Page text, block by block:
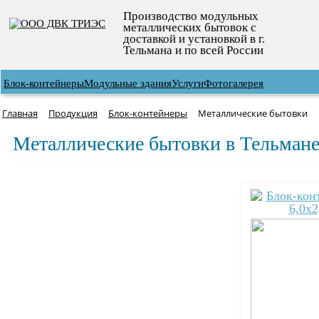
Производство модульных
металлических бытовок с
доставкой и установкой в г.
Тельмана и по всей России
Блок-контейнерыМодульные зданияУслугиФотогалерея
Главная Продукция Блок-контейнеры Металлические бытовки
Металлические бытовки в Тельмане